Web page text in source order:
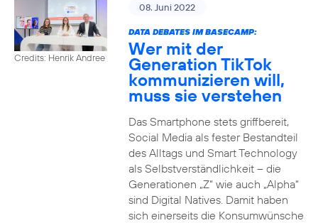
Credits: Henrik Andree
08. Juni 2022
DATA DEBATES IM BASECAMP:
Wer mit der
Generation TikTok
kommunizieren will,
muss sie verstehen
Das Smartphone stets griffbereit,
Social Media als fester Bestandteil
des Alltags und Smart Technology
als Selbstverständlichkeit – die
Generationen „Z“ wie auch „Alpha“
sind Digital Natives. Damit haben
sich einerseits die Konsumwünsche